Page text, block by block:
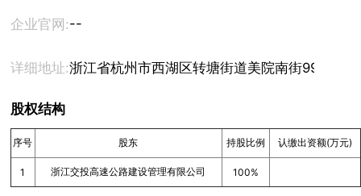
企业官网:--
详细地址:浙江省杭州市西湖区转塘街道美院南街99号
股权结构
序号 股东 持股比例 认缴出资额(万元)
1 浙江交投高速公路建设管理有限公司 100%